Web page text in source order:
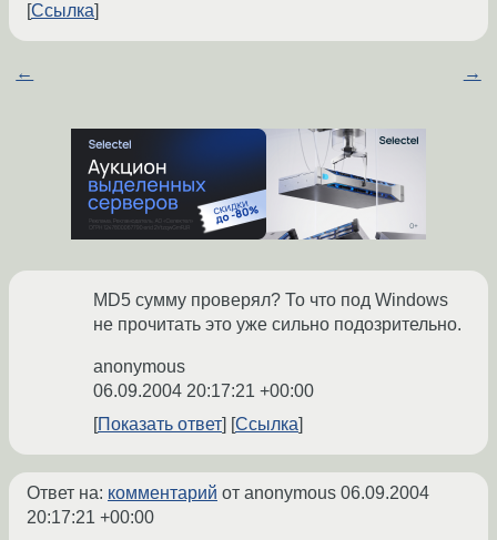
Ссылка
← →
MD5 сумму проверял? То что под Windows
не прочитать это уже сильно подозрительно.
anonymous
06.09.2004 20:17:21 +00:00
Показать ответ
Ссылка
Ответ на: комментарий от anonymous 06.09.2004
20:17:21 +00:00